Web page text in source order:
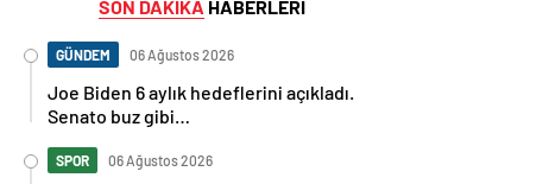
SON DAKİKA HABERLERİ
GÜNDEM 06 Ağustos 2026
Joe Biden 6 aylık hedeflerini açıkladı.
Senato buz gibi…
SPOR 06 Ağustos 2026